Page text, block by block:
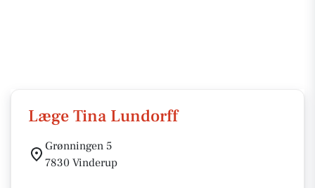
Læge Tina Lundorff
Grønningen 5
7830 Vinderup